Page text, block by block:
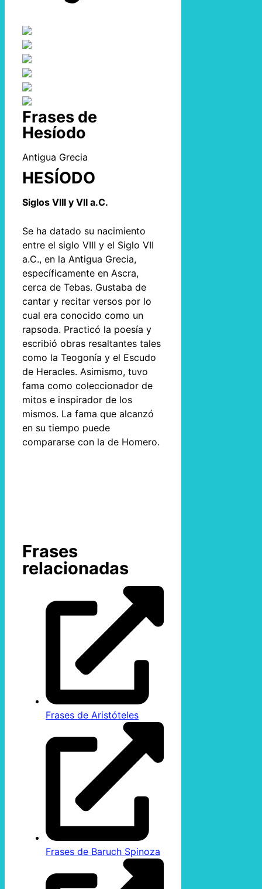
Frases de
Hesíodo
Antigua Grecia
HESÍODO
Siglos VIII y VII a.C.
Se ha datado su nacimiento
entre el siglo VIII y el Siglo VII
a.C., en la Antigua Grecia,
específicamente en Ascra,
cerca de Tebas. Gustaba de
cantar y recitar versos por lo
cual era conocido como un
rapsoda. Practicó la poesía y
escribió obras resaltantes tales
como la Teogonía y el Escudo
de Heracles. Asimismo, tuvo
fama como coleccionador de
mitos e inspirador de los
mismos. La fama que alcanzó
en su tiempo puede
compararse con la de Homero.
Frases
relacionadas
Frases de Aristóteles
Frases de Baruch Spinoza